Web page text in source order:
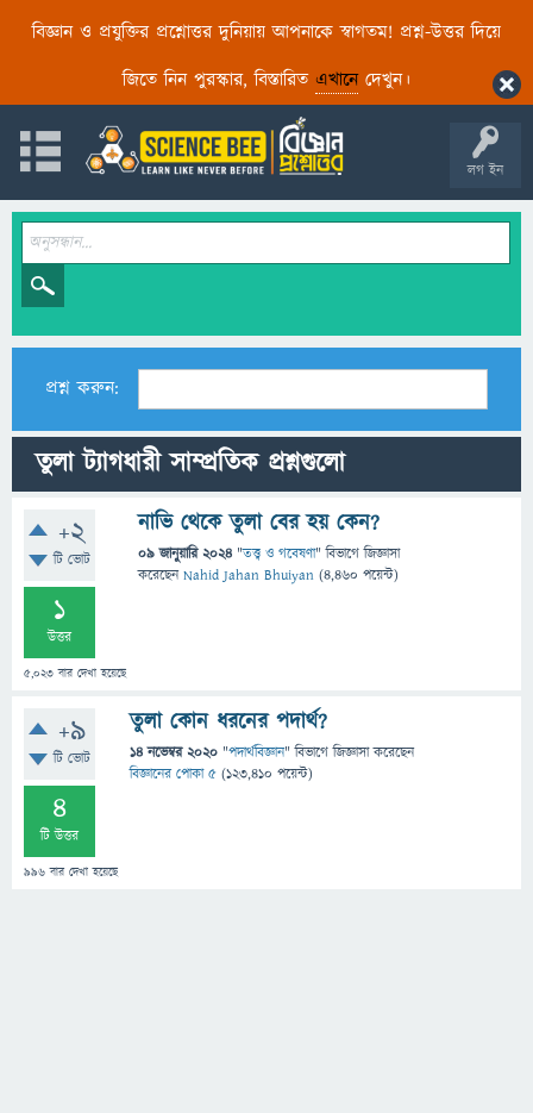
বিজ্ঞান ও প্রযুক্তির প্রশ্নোত্তর দুনিয়ায় আপনাকে স্বাগতম! প্রশ্ন-উত্তর দিয়ে
জিতে নিন পুরস্কার, বিস্তারিত এখানেদেখুন।
লগ ইন
প্রশ্ন করুন:
তুলা ট্যাগধারী সাম্প্রতিক প্রশ্নগুলো
+2
টি ভোট
1
উত্তর
5,023 বার দেখা হয়েছে
নাভি থেকে তুলা বের হয় কেন?
09 জানুয়ারি 2024 "তত্ত্ব ও গবেষণা" বিভাগে জিজ্ঞাসা
করেছেনNahid Jahan Bhuiyan (4,460 পয়েন্ট)
+9
টি ভোট
4
টি উত্তর
996 বার দেখা হয়েছে
তুলা কোন ধরনের পদার্থ?
14 নভেম্বর 2020 "পদার্থবিজ্ঞান" বিভাগে জিজ্ঞাসাকরেছেন
বিজ্ঞানের পোকা ৫ (123,410 পয়েন্ট)